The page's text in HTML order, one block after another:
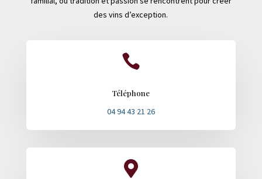
des vins d’exception.

Téléphone
04 94 43 21 26
